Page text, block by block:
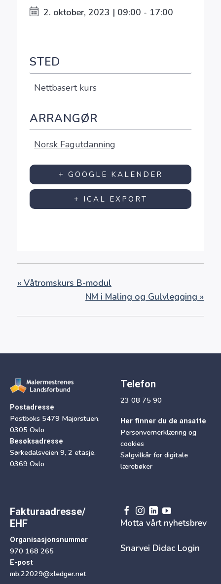
2. oktober, 2023 | 09:00 - 17:00
STED
Nettbasert kurs
ARRANGØR
Norsk Fagutdanning
+ GOOGLE KALENDER
+ ICAL EXPORT
« Våtromskurs B-modul
NM i Maling og Gulvlegging »
Postadresse
Postboks 5479 Majorstuen,
0305 Oslo
Besøksadresse
Sørkedalsveien 9, 2 etasje,
0369 Oslo
Telefon
23 08 75 90
Her finner du de ansatte
Personvernerklæring og
cookies
Salgvilkår for digitale
lærebøker
Fakturaadresse/
EHF
Organisasjonsnummer
970 168 265
E-post
mb.22029@xledger.net
Motta vårt nyhetsbrev
Snarvei Didac Login